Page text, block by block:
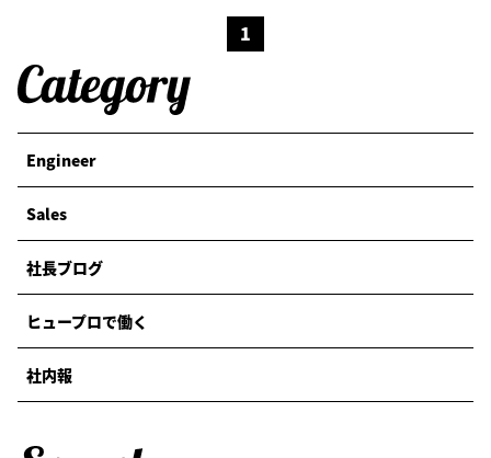
1
Engineer
Sales
社長ブログ
ヒュープロで働く
社内報